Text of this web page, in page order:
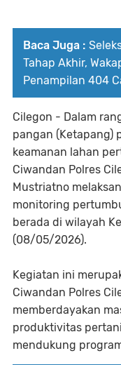
Baca Juga :
Tahap Akhir,
Penampilan 404
Cilegon - Dalam
pangan (Ketapang)
keamanan lahan
Ciwandan Polres
Mustriatno
monitoring
berada di wilayah
(08/05/2026).
Kegiatan ini
Ciwandan Polres
memberdayakan
produktivitas
mendukung